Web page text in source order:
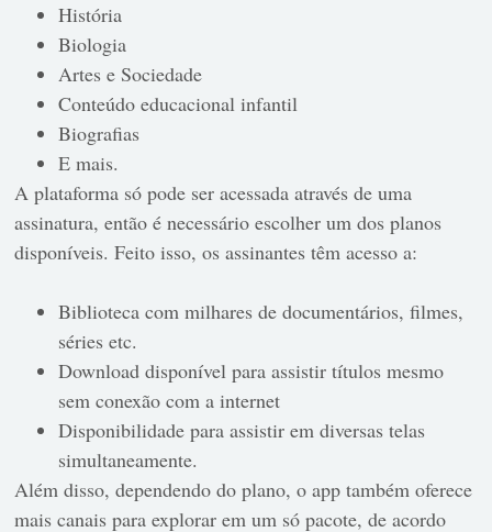
História
Biologia
Artes e Sociedade
Conteúdo educacional infantil
Biografias
E mais.
A plataforma só pode ser acessada através de uma
assinatura, então é necessário escolher um dos planos
disponíveis. Feito isso, os assinantes têm acesso a:
Biblioteca com milhares de documentários, filmes,
séries etc.
Download disponível para assistir títulos mesmo
sem conexão com a internet
Disponibilidade para assistir em diversas telas
simultaneamente.
Além disso, dependendo do plano, o app também oferece
mais canais para explorar em um só pacote, de acordo